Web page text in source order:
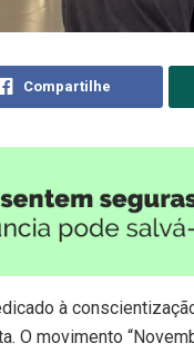
Compartilhe
à
O movimento